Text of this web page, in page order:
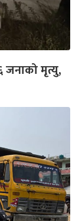
जनाको मृत्यु,